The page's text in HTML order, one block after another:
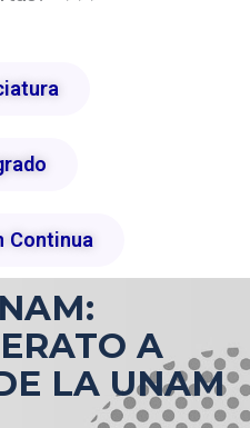
Continua
A
LA UNAM